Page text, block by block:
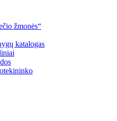
žmonės“
katalogas